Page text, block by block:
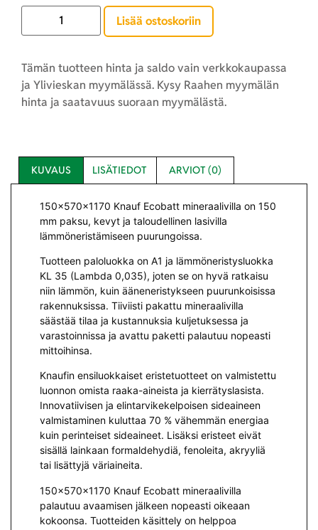
Lisää ostoskoriin
Tämän tuotteen hinta ja saldo vain verkkokaupassa
ja Ylivieskan myymälässä. Kysy Raahen myymälän
hinta ja saatavuus suoraan myymälästä.
KUVAUS LISÄTIEDOT ARVIOT (0)
150x570x1170 Knauf Ecobatt mineraalivilla on 150
mm paksu, kevyt ja taloudellinen lasivilla
lämmöneristämiseen puurungoissa.
Tuotteen paloluokka on A1 ja lämmöneristysluokka
KL 35 (Lambda 0,035), joten se on hyvä ratkaisu
niin lämmön, kuin ääneneristykseen puurunkoisissa
rakennuksissa. Tiiviisti pakattu mineraalivilla
säästää tilaa ja kustannuksia kuljetuksessa ja
varastoinnissa ja avattu paketti palautuu nopeasti
mittoihinsa.
Knaufin ensiluokkaiset eristetuotteet on valmistettu
luonnon omista raaka-aineista ja kierrätyslasista.
Innovatiivisen ja elintarvikekelpoisen sideaineen
valmistaminen kuluttaa 70 % vähemmän energiaa
kuin perinteiset sideaineet. Lisäksi eristeet eivät
sisällä lainkaan formaldehydiä, fenoleita, akryyliä
tai lisättyjä väriaineita.
150x570x1170 Knauf Ecobatt mineraalivilla
palautuu avaamisen jälkeen nopeasti oikeaan
kokoonsa. Tuotteiden käsittely on helppoa